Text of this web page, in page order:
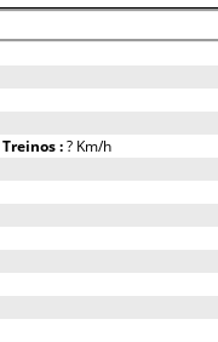
Treinos :? Km/h